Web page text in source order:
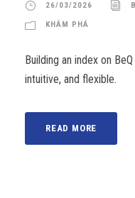
26/03/2026
KHÁM PHÁ
Building an index on
intuitive, and flexible.
READ MORE